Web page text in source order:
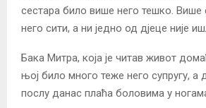
сестара било више него тешко. Више
него сити, а ни једно од дјеце није
Бака Митра, која је читав живот
њој било много теже него супругу, а
послу данас плаћа боловима у